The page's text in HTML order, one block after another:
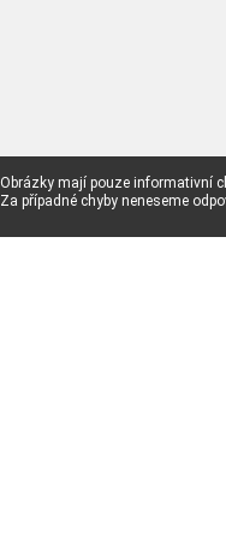
Obrázky mají pouze informativní
Za případné chyby neneseme